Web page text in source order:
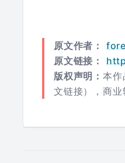
原文作者：
原文链接：
版权声明： 本作
文链接），商业